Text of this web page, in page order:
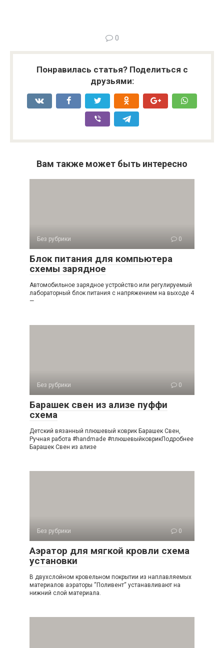
0
Понравилась статья? Поделиться с
друзьями:
Вам также может быть интересно
Без рубрики 0
Блок питания для компьютера
схемы зарядное
Автомобильное зарядное устройство или регулируемый
лабораторный блок питания с напряжением на выходе 4
—
Без рубрики 0
Барашек свен из ализе пуффи
схема
Детский вязанный плюшевый коврик Барашек Свен,
Ручная работа #handmade #плюшевыйковрикПодробнее
Барашек Свен из ализе
Без рубрики 0
Аэратор для мягкой кровли схема
установки
В двухслойном кровельном покрытии из наплавляемых
материалов аэраторы “Поливент“ устанавливают на
нижний слой материала.